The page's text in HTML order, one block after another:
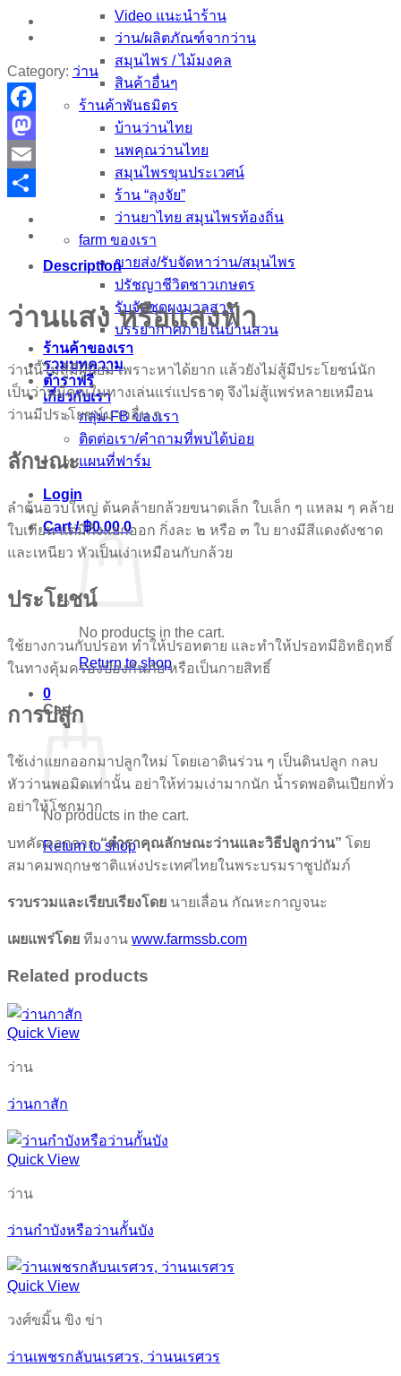
Video แนะนำร้าน
ว่าน/ผลิตภัณฑ์จากว่าน
สมุนไพร / ไม้มงคล
สินค้าอื่นๆ
ร้านค้าพันธมิตร
บ้านว่านไทย
นพคุณว่านไทย
สมุนไพรขุนประเวศน์
ร้าน “ลุงจัย”
ว่านยาไทย สมุนไพรท้องถิ่น
farm ของเรา
ขายส่ง/รับจัดหาว่าน/สมุนไพร
ปรัชญาชีวิตชาวเกษตร
รับจัดชุดผงมวลสาร
บรรยากาศภายในบ้านสวน
ร้านค้าของเรา
รวมบทความ
ตำราฟรี
เกี่ยวกับเรา
กลุ่ม FB ของเรา
ติดต่อเรา/คำถามที่พบได้บ่อย
แผนที่ฟาร์ม
Login
Cart /฿0.00 0
No products in the cart.
Return to shop
0
Cart
No products in the cart.
Return to shop
Category: ว่าน
Facebook
Mastodon
Email
Description
ว่านแสง หรือแสงฟ้า
ว่านนี้ไม่สู้มีผู้นิยม เพราะหาได้ยาก แล้วยังไม่สู้มีประโยชน์นัก
เป็นว่านมีคุณในทางเล่นแร่แปรธาตุ จึงไม่สู้แพร่หลายเหมือน
ว่านมีประโยชน์มากอื่น ๆ
ลักษณะ
ลำต้นอวบใหญ่ ต้นคล้ายกล้วยขนาดเล็ก ใบเล็ก ๆ แหลม ๆ คล้าย
ใบเทียน แต่มีกิ่งแยกออก กิ่งละ ๒ หรือ ๓ ใบ ยางมีสีแดงดังชาด
และเหนียว หัวเป็นเง่าเหมือนกับกล้วย
ประโยชน์
ใช้ยางกวนกับปรอท ทำให้ปรอทตาย และทำให้ปรอทมีอิทธิฤทธิ์
ในทางคุ้มครองป้องกันภัย หรือเป็นกายสิทธิ์
การปลูก
ใช้เง่าแยกออกมาปลูกใหม่ โดยเอาดินร่วน ๆ เป็นดินปลูก กลบ
หัวว่านพอมิดเท่านั้น อย่าให้ท่วมเง่ามากนัก น้ำรดพอดินเปียกทั่ว
อย่าให้โชกมาก
บทคัดลอกจาก“ตำราคุณลักษณะว่านและวิธีปลูกว่าน” โดย
สมาคมพฤกษชาติแห่งประเทศไทยในพระบรมราชูปถัมภ์
รวบรวมและเรียบเรียงโดย นายเลื่อน กัณหะกาญจนะ
เผยแพร่โดย ทีมงาน www.farmssb.com
Related products
Quick View
ว่าน
ว่านกาสัก
Quick View
ว่าน
ว่านกำบังหรือว่านกั้นบัง
Quick View
วงศ์ขมิ้น ขิง ข่า
ว่านเพชรกลับนเรศวร, ว่านนเรศวร